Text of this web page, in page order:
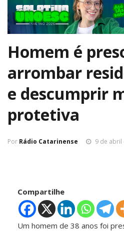
Homem é
arrombar
e descumprir
protetiva
Por Rádio Catarinense 9 de abril
Compartilhe
Um homem de 38 anos foi